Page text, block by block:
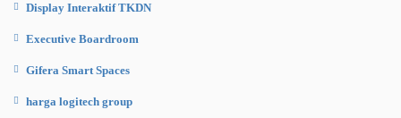
Display Interaktif TKDN
Executive Boardroom
Gifera Smart Spaces
harga logitech group